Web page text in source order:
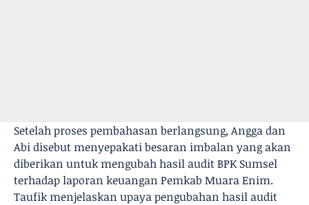
Setelah proses pembahasan berlangsung, Angga dan
Abi disebut menyepakati besaran imbalan yang akan
diberikan untuk mengubah hasil audit BPK Sumsel
terhadap laporan keuangan Pemkab Muara Enim.
Taufik menjelaskan upaya pengubahan hasil audit